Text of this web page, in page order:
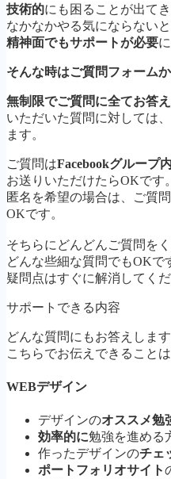
技術的にも困ることが出てき
なかなかやる気にならないと
精神面でもサポートが必要
そんな時はご質問フォーム
無制限でご質問に全てお答
いただいた質問に対しては
ます。
ご質問はFacebookグループ
お送りいただけたらOKです。
匿名を希望の場合は、ご質
OKです。
そちらにどんどんご質問をく
どんな些細な質問でもOKで
疑問点はすぐに解消してくだ
サポートできる内容
どんな質問にもお答えします
こちらでお伝えできること
WEBデザイン
デザインのオススメ勉
効率的に勉強を進める
作ったデザインのチェ
ポートフォリオサイト